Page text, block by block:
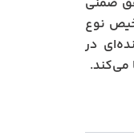
نوع
در
می‌کند.